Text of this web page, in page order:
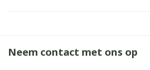
Neem contact met ons op